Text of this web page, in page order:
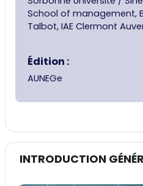
School of management,
Talbot, IAE Clermont
Édition :
AUNEGe
INTRODUCTION